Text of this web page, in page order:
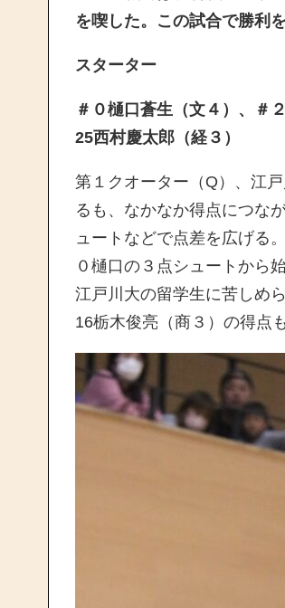
を喫した。この試合で勝利
スターター
＃０樋口蒼生（文４）、＃
25西村慶太郎（経３）
第１クオーター（Q）、江
るも、なかなか得点につな
ュートなどで点差を広げる
０樋口の３点シュートから
江戸川大の留学生に苦しめ
16栃木俊亮（商３）の得点